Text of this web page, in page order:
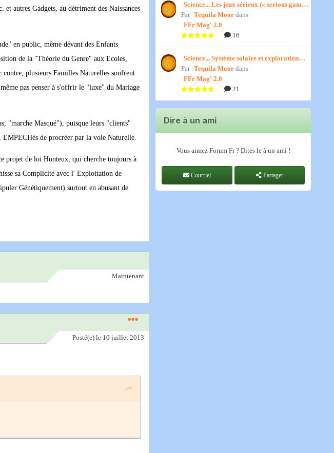
autres Gadgets, au détriment des Naissances
en public, même dévant des Enfants
de la "Théorie du Genre" aux Ecoles,
contre, plusieurs Familles Naturelles soufrent
pas penser à s'offrir le "luxe" du Mariage
"marche Masqué"), puisque leurs "clients"
de procréer par la voie Naturelle.
projet de loi Honteux, qui cherche toujours à
sa Complicité avec l' Exploitation de
Génétiquement) surtout en abusant de
Maintenant
Posté(e) le 10 juillet 2013
Science... Les jeux sérieux (« serious games
») par Jedino
Par Tequila Moor dans
FFr Mag' 2.0
16
Science... Système solaire et exploration
spatiale, par Jedino
Par Tequila Moor dans
FFr Mag' 2.0
21
Dire à un ami
Vous aimez Forum Fr ? Dites le à un ami !
Courriel Partager